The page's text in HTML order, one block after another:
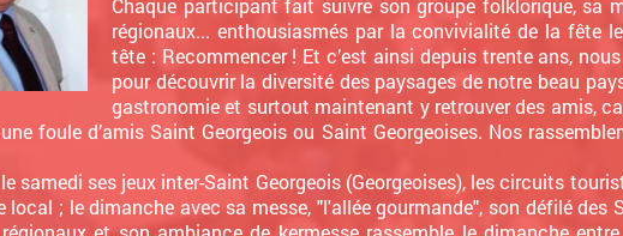
Chaque participant fait suivre son groupe folklorique, sa
régionaux... enthousiasmés par la convivialité de la fête
tête : Recommencer ! Et c’est ainsi depuis trente ans,
pour découvrir la diversité des paysages de notre beau
gastronomie et surtout maintenant y retrouver des amis,
foule d’amis Saint Georgeois ou Saint Georgeoises. Nos
samedi ses jeux inter-Saint Georgeois (Georgeoises), les circuits
local ; le dimanche avec sa messe, "l'allée gourmande", son défilé des